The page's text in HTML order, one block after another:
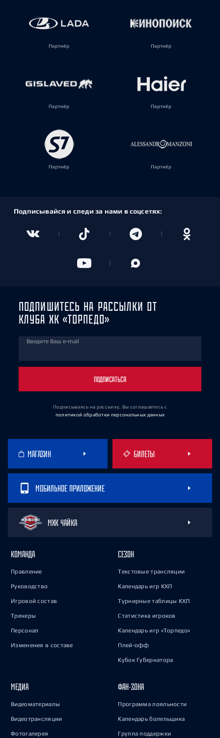
Партнёр Партнёр
Партнёр Партнёр
Партнёр Партнёр
Подписывайся и следи за нами в соцсетях:
ПОДПИШИТЕСЬ НА РАССЫЛКИ ОТ
КЛУБА ХК «ТОРПЕДО»
Введите Ваш e-mail
ПОДПИСАТЬСЯ
Подписываясь на рассылку, Вы соглашаетесь с
политикой обработки персональных данных
МАГАЗИН БИЛЕТЫ
МОБИЛЬНОЕ ПРИЛОЖЕНИЕ
МХК ЧАЙКА
КОМАНДА
Правление
Руководство
Игровой состав
Тренеры
Персонал
Изменения в составе
СЕЗОН
Текстовые трансляции
Календарь игр КХЛ
Турнирные таблицы КХЛ
Статистика игроков
Календарь игр «Торпедо»
Плей-офф
Кубок Губернатора
МЕДИА
Видеоматериалы
Видеотрансляции
Фотогалерея
ФАН-ЗОНА
Программа лояльности
Календарь болельщика
Группа поддержки